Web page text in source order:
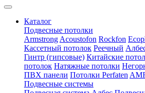
Каталог
Подвесные потолки
Armstrong Acoustofon Rockfon
Кассетный потолок Реечный
Гинтр (гипсовые) Китайские
потолок Натяжные потолки
ПВХ панели Потолки Perfaten
Подвесные системы